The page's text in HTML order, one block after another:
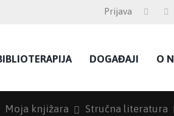
Prijava
DOGAĐAJI O
Moja knjižara Stručna literatura